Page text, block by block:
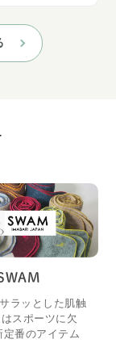
ラッとした肌触
はスポーツに欠
定番のアイテム